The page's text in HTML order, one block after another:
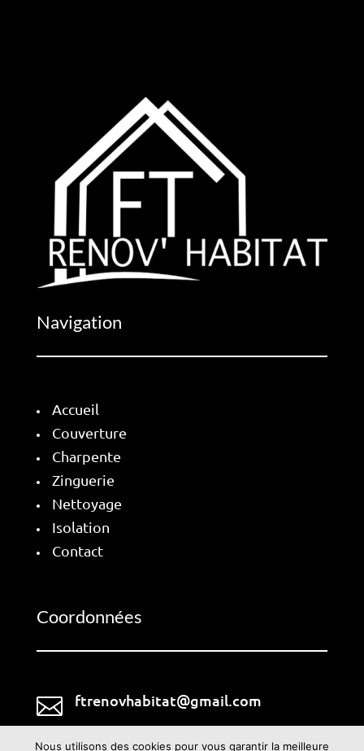
Navigation
Accueil
Couverture
Charpente
Zinguerie
Nettoyage
Isolation
Contact
Coordonnées
 ftrenovhabitat@gmail.com
Nous utilisons des cookies pour vous garantir la meilleure